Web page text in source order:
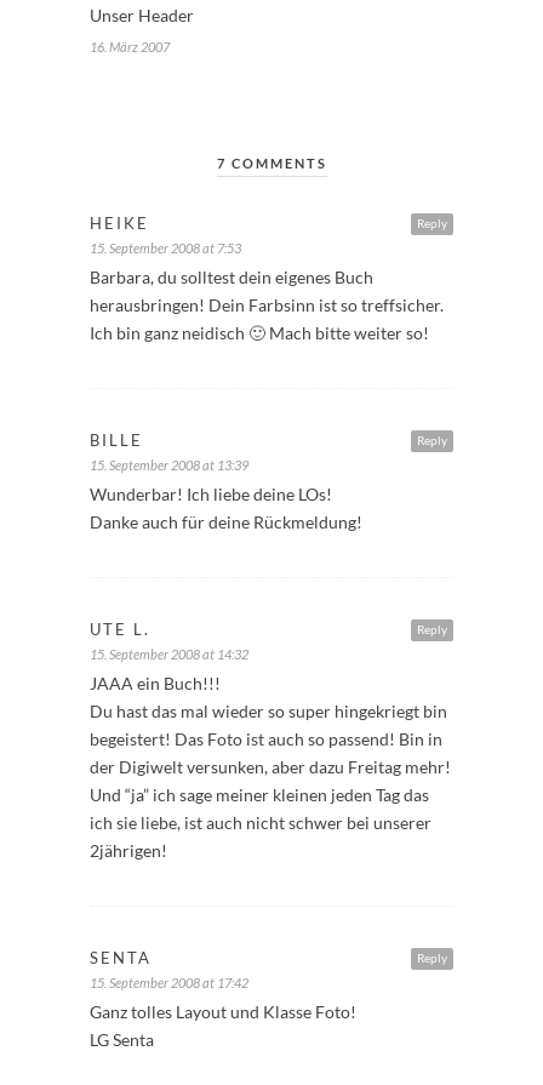
Unser Header
16. März 2007
7 COMMENTS
Reply
HEIKE
15. September 2008 at 7:53
Barbara, du solltest dein eigenes Buch
herausbringen! Dein Farbsinn ist so treffsicher.
Ich bin ganz neidisch 🙂 Mach bitte weiter so!
Reply
BILLE
15. September 2008 at 13:39
Wunderbar! Ich liebe deine LOs!
Danke auch für deine Rückmeldung!
Reply
UTE L.
15. September 2008 at 14:32
JAAA ein Buch!!!
Du hast das mal wieder so super hingekriegt bin
begeistert! Das Foto ist auch so passend! Bin in
der Digiwelt versunken, aber dazu Freitag mehr!
Und “ja” ich sage meiner kleinen jeden Tag das
ich sie liebe, ist auch nicht schwer bei unserer
2jährigen!
Reply
SENTA
15. September 2008 at 17:42
Ganz tolles Layout und Klasse Foto!
LG Senta